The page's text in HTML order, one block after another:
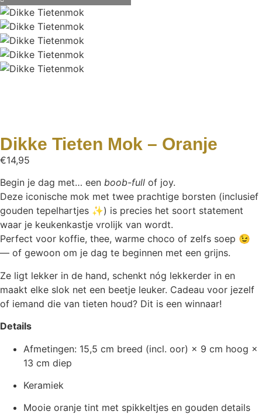
Dikke Tieten Mok – Oranje
€14,95
Begin je dag met… een boob-full of joy.
Deze iconische mok met twee prachtige borsten (inclusief
gouden tepelhartjes ✨) is precies het soort statement
waar je keukenkastje vrolijk van wordt.
Perfect voor koffie, thee, warme choco of zelfs soep 😉
— of gewoon om je dag te beginnen met een grijns.
Ze ligt lekker in de hand, schenkt nóg lekkerder in en
maakt elke slok net een beetje leuker. Cadeau voor jezelf
of iemand die van tieten houd? Dit is een winnaar!
Details
Afmetingen: 15,5 cm breed (incl. oor) × 9 cm hoog ×
13 cm diep
Keramiek
Mooie oranje tint met spikkeltjes en gouden details